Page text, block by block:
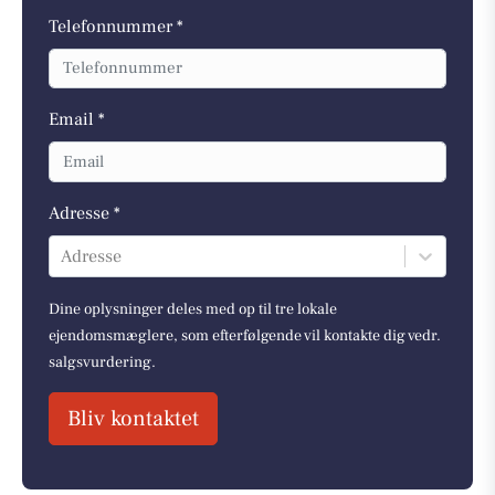
Telefonnummer *
Email *
Adresse *
Adresse
Dine oplysninger deles med op til tre lokale
ejendomsmæglere, som efterfølgende vil kontakte dig vedr.
salgsvurdering.
Bliv kontaktet